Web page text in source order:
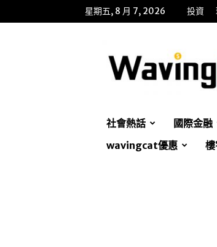
星期五, 8 月 7, 2026 投資
招
財
貓
社會熱話 國際金融
wavingcat優惠